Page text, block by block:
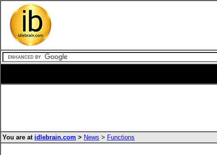
You are at idlebrain.com > News > Functions